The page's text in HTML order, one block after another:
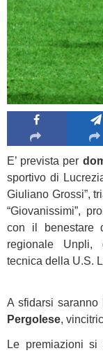
E’ prevista per
sportivo di
Giuliano Grossi”,
“Giovanissimi”,
con il benestare
regionale Unpli,
tecnica della U.S.
A sfidarsi saranno
Pergolese,
Le premiazioni si